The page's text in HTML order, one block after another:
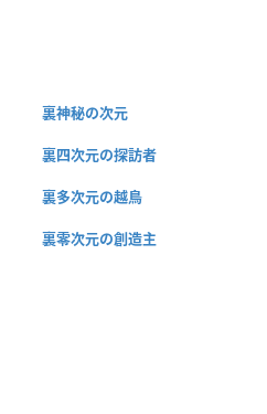
裏神秘の次元
裏四次元の探訪者
裏多次元の越鳥
裏零次元の創造主